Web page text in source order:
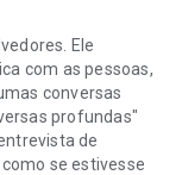
Ele
com as pessoas,
conversas
profundas"
de
se estivesse